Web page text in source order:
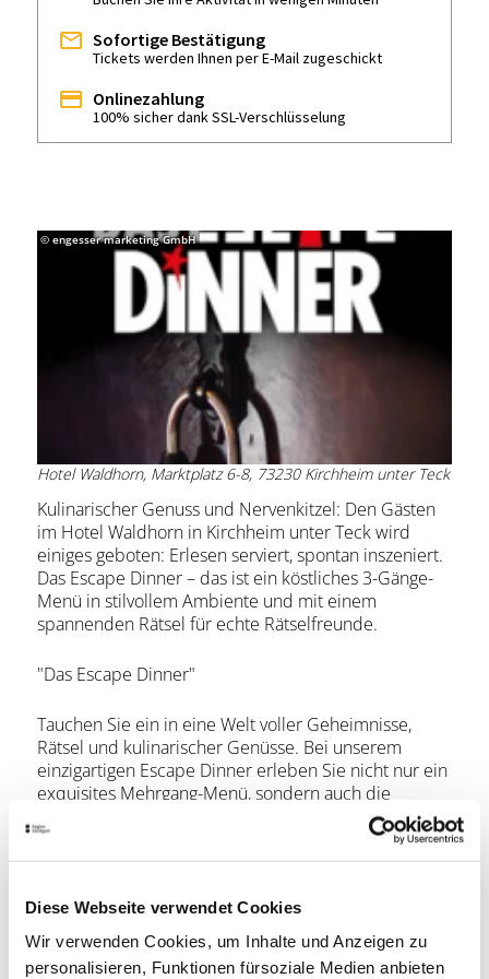
Diese Webseite verwendet Cookies
Wir verwenden Cookies, um Inhalte und Anzeigen zu
personalisieren, Funktionen fürsoziale Medien anbieten
© engesser marketing GmbH
Hotel Waldhorn, Marktplatz 6-8, 73230 Kirchheim unter Teck
Kulinarischer Genuss und Nervenkitzel: Den Gästen
im Hotel Waldhorn in Kirchheim unter Teck wird
einiges geboten: Erlesen serviert, spontan inszeniert.
Das Escape Dinner – das ist ein köstliches 3-Gänge-
Menü in stilvollem Ambiente und mit einem
spannenden Rätsel für echte Rätselfreunde.
"Das Escape Dinner"
Tauchen Sie ein in eine Welt voller Geheimnisse,
Rätsel und kulinarischer Genüsse. Bei unserem
einzigartigen Escape Dinner erleben Sie nicht nur ein
exquisites Mehrgang-Menü, sondern auch die
Spannung eines Escape Rooms – alles an einem Ort!
Während Sie die kulinarischen Köstlichkeiten
cleveren Hinweisen konfrontiert, die Ihre Sinne
schärfen und Ihre Neugier wecken. Entdecken Sie
versteckte Botschaften in den kulinarischen
Sofortige Bestätigung
Tickets werden Ihnen per E-Mail zugeschickt
Onlinezahlung
100% sicher dank SSL-Verschlüsselung